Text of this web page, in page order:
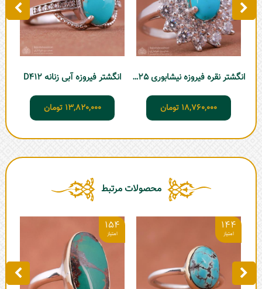
انگشتر نقره فیروزه نیشابوری D425
18,760,000 تومان
انگشتر فیروزه آبی زنانه D412
13,820,000 تومان
محصولات مرتبط
144
154